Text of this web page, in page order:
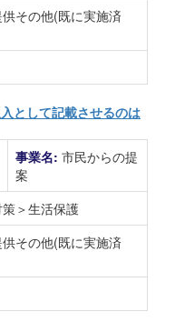
その他(既に実施済
として記載させるのは
事業名: 市民からの提
案
＞生活保護
その他(既に実施済